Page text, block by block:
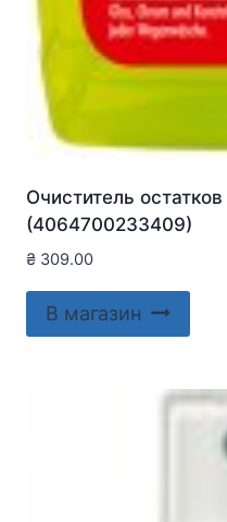
Очиститель
(4064700233409)
₴ 309.00
В магазин